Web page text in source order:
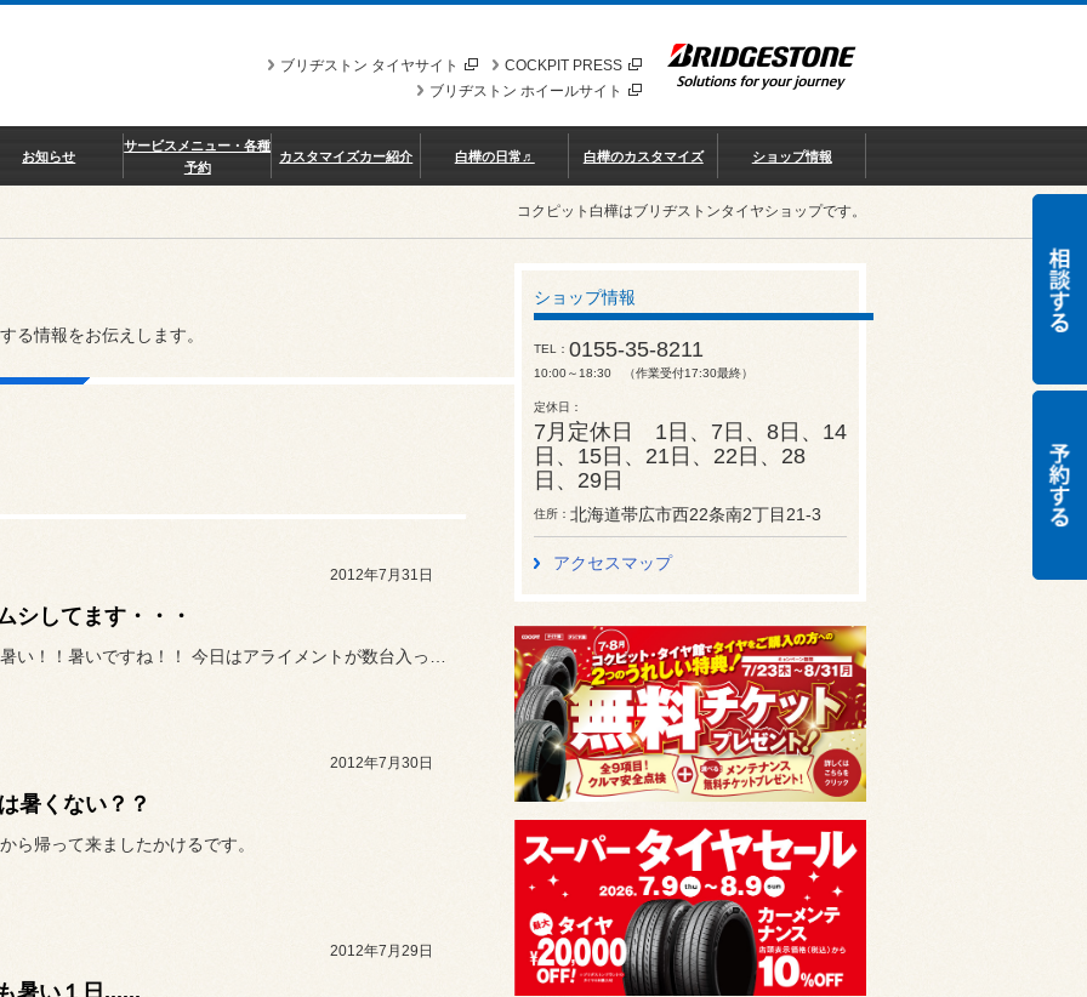
COCKPIT PRESS
ブリヂストン タイヤサイト
ブリヂストン ホイールサイト
お知らせ
サービスメニュー・各種
予約
カスタマイズカー紹介 白樺の日常♬ 白樺のカスタマイズ ショップ情報
コクピット白樺はブリヂストンタイヤショップです。
る情報をお伝えします。
2012年7月31日
シしてます・・・
2012年7月30日
暑くない？？
ら帰って来ましたかけるです。
2012年7月29日
暑い１日......
ショップ情報
TEL 0155-35-8211
10:00～18:30 （作業受付17:30最終）
定休日
7月定休日 1日、7日、8日、14
日、15日、21日、22日、28
日、29日
住所 北海道帯広市西22条南2丁目21-3
アクセスマップ